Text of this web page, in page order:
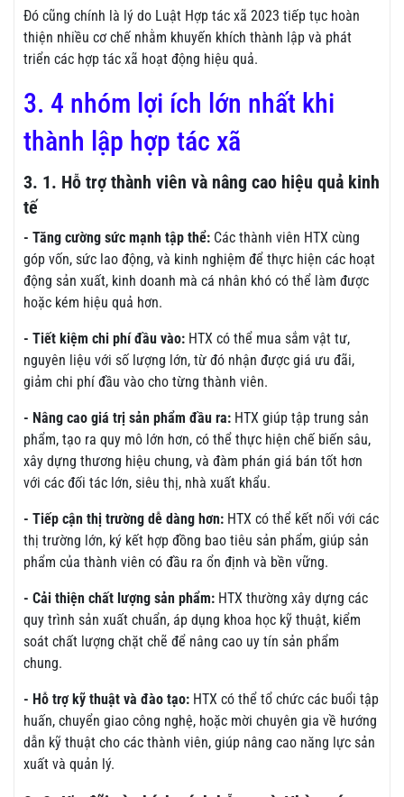
Đó cũng chính là lý do Luật Hợp tác xã 2023 tiếp tục hoàn
thiện nhiều cơ chế nhằm khuyến khích thành lập và phát
triển các hợp tác xã hoạt động hiệu quả.
3. 4 nhóm lợi ích lớn nhất khi
thành lập hợp tác xã
3. 1. Hỗ trợ thành viên và nâng cao hiệu quả kinh
tế
- Tăng cường sức mạnh tập thể: Các thành viên HTX cùng
góp vốn, sức lao động, và kinh nghiệm để thực hiện các hoạt
động sản xuất, kinh doanh mà cá nhân khó có thể làm được
hoặc kém hiệu quả hơn.
- Tiết kiệm chi phí đầu vào: HTX có thể mua sắm vật tư,
nguyên liệu với số lượng lớn, từ đó nhận được giá ưu đãi,
giảm chi phí đầu vào cho từng thành viên.
- Nâng cao giá trị sản phẩm đầu ra: HTX giúp tập trung sản
phẩm, tạo ra quy mô lớn hơn, có thể thực hiện chế biến sâu,
xây dựng thương hiệu chung, và đàm phán giá bán tốt hơn
với các đối tác lớn, siêu thị, nhà xuất khẩu.
- Tiếp cận thị trường dễ dàng hơn: HTX có thể kết nối với các
thị trường lớn, ký kết hợp đồng bao tiêu sản phẩm, giúp sản
phẩm của thành viên có đầu ra ổn định và bền vững.
- Cải thiện chất lượng sản phẩm: HTX thường xây dựng các
quy trình sản xuất chuẩn, áp dụng khoa học kỹ thuật, kiểm
soát chất lượng chặt chẽ để nâng cao uy tín sản phẩm
chung.
- Hỗ trợ kỹ thuật và đào tạo: HTX có thể tổ chức các buổi tập
huấn, chuyển giao công nghệ, hoặc mời chuyên gia về hướng
dẫn kỹ thuật cho các thành viên, giúp nâng cao năng lực sản
xuất và quản lý.